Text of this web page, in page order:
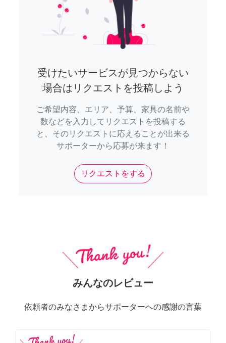
受けたいサービスが見つからない
場合はリクエストを投稿しよう
ご希望内容、エリア、予算、家具の名前や
数などを入力してリクエストを投稿する
と、そのリクエストに応えることが出来る
サポーターから応募が来ます！
リクエストをする
みんなのレビュー
依頼者のみなさまからサポーターへの感謝の言葉